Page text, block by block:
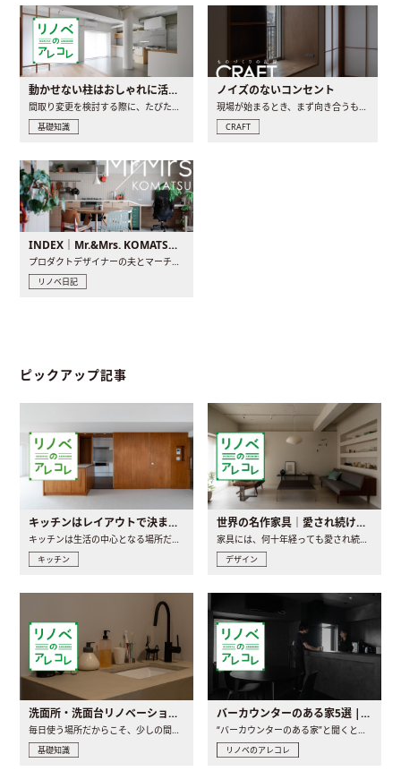
動かせない柱はおしゃれに活用！柱を魅せるリノベーション(リノベ)4選
間取り変更を検討する際に、たびたび皆さんの頭を悩ませる動か..
基礎知識
ノイズのないコンセント
現場が始まるとき、まず向き合うものの一つがコンセントです..
CRAFT
INDEX｜Mr.&Mrs. KOMATSU renovation diary
プロダクトデザイナーの夫とマーチャンダイザーの妻が、夫婦で..
リノベ日記
ピックアップ記事
キッチンはレイアウトで決まる。後悔しないための考え方と選び方
キッチンは生活の中心となる場所だからこそ、家の中のどこに置..
キッチン
世界の名作家具｜愛され続ける理由と一生モノとの出会い方
家具には、何十年経っても愛され続ける「名作」と呼ばれるもの..
デザイン
洗面所・洗面台リノベーションの事例と間取りアイデア
毎日使う場所だからこそ、少しの間取りの工夫や素材の選び方で..
基礎知識
バーカウンターのある家5選 | 日常に馴染む“距離の近い”キッチンとは
“バーカウンターのある家”と聞くと、少し特別な、大人のための..
リノベのアレコレ